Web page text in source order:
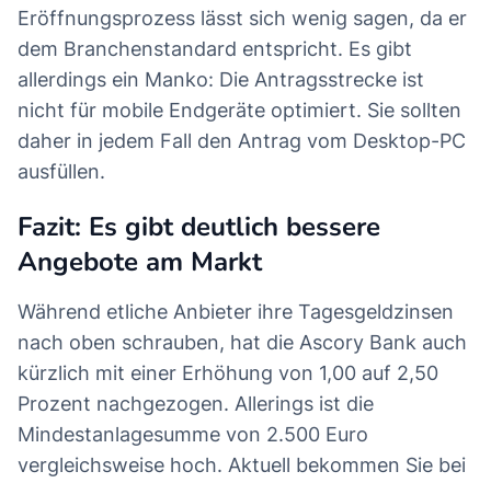
Eröffnungsprozess lässt sich wenig sagen, da er
dem Branchenstandard entspricht. Es gibt
allerdings ein Manko: Die Antragsstrecke ist
nicht für mobile Endgeräte optimiert. Sie sollten
daher in jedem Fall den Antrag vom Desktop-PC
ausfüllen.
Fazit: Es gibt deutlich bessere
Angebote am Markt
Während etliche Anbieter ihre Tagesgeldzinsen
nach oben schrauben, hat die Ascory Bank auch
kürzlich mit einer Erhöhung von 1,00 auf 2,50
Prozent nachgezogen. Allerings ist die
Mindestanlagesumme von 2.500 Euro
vergleichsweise hoch. Aktuell bekommen Sie bei